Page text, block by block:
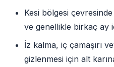
Kesi bölgesi
ve genellikle birkaç ay
İz kalma, iç çamaşırı
gizlenmesi için alt